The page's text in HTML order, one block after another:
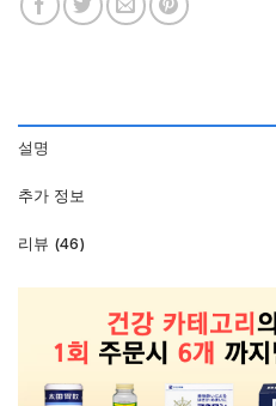
설명
추가 정보
리뷰 (46)